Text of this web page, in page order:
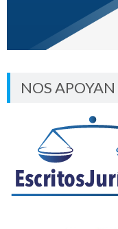
NOS APOYAN